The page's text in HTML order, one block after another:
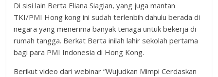
Di sisi lain Berta Eliana Siagian, yang juga mantan
TKI/PMI Hong kong ini sudah terlenbih dahulu berada di
negara yang menerima banyak tenaga untuk bekerja di
rumah tangga. Berkat Berta inilah lahir sekolah pertama
bagi para PMI Indonesia di Hong Kong.
Berikut video dari webinar “Wujudkan Mimpi Cerdaskan